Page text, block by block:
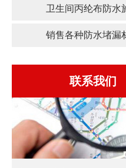
卫生间丙纶布防水
销售各种防水堵漏
联系我们